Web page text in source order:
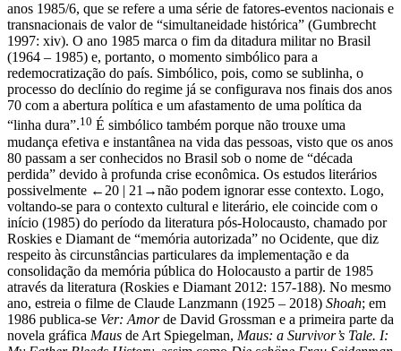
Para o início do marco temporal deste estudo escolhi a virada dos
anos 1985/6, que se refere a uma série de fatores-eventos nacionais e
transnacionais de valor de “simultaneidade histórica” (Gumbrecht
1997: xiv). O ano 1985 marca o fim da ditadura militar no Brasil
(1964 – 1985) e, portanto, o momento simbólico para a
redemocratização do país. Simbólico, pois, como se sublinha, o
processo do declínio do regime já se configurava nos finais dos anos
70 com a abertura política e um afastamento de uma política da
“linha dura”.10É simbólico também porque não trouxe uma
mudança efetiva e instantânea na vida das pessoas, visto que os anos
80 passam a ser conhecidos no Brasil sob o nome de “década
perdida” devido à profunda crise econômica. Os estudos literários
possivelmente←20 | 21→não podem ignorar esse contexto. Logo,
voltando-se para o contexto cultural e literário, ele coincide com o
início (1985) do período da literatura pós-Holocausto, chamado por
Roskies e Diamant de “memória autorizada” no Ocidente, que diz
respeito às circunstâncias particulares da implementação e da
consolidação da memória pública do Holocausto a partir de 1985
através da literatura (Roskies e Diamant 2012: 157-188). No mesmo
ano, estreia o filme de Claude Lanzmann (1925 – 2018)Shoah; em
1986 publica-seVer: Amorde David Grossman e a primeira parte da